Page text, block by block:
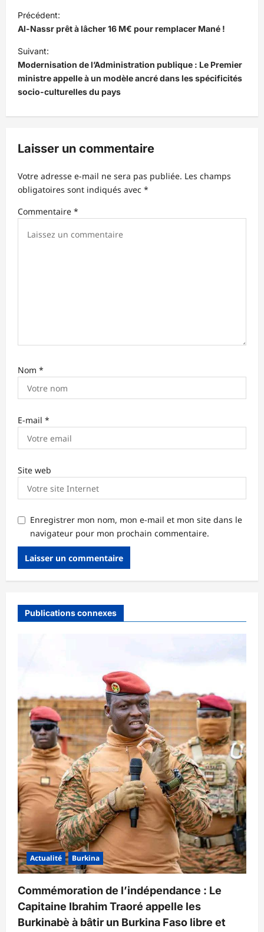
N
a
v
i
g
a
t
o
n
d
’
Précédent:
Al-Nassr prêt à lâcher 16 M€ pour remplacer Mané !
Suivant:
Modernisation de l’Administration publique : Le Premier
ministre appelle à un modèle ancré dans les spécificités
socio-culturelles du pays
Laisser un commentaire
Votre adresse e-mail ne sera pas publiée. Les champs
obligatoires sont indiqués avec *
Commentaire *
Nom *
E-mail *
Site web
Enregistrer mon nom, mon e-mail et mon site dans le
navigateur pour mon prochain commentaire.
Publications connexes
Actualité Burkina
Commémoration de l’indépendance : Le
Capitaine Ibrahim Traoré appelle les
Burkinabè à bâtir un Burkina Faso libre et